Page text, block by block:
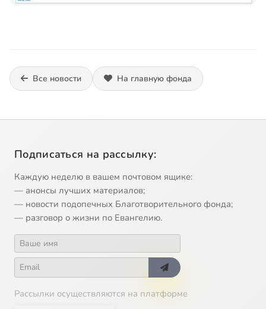
Все новости На главную фонда
Подписаться на рассылку:
Каждую неделю в вашем почтовом ящике:
— анонсы лучших материалов;
— новости подопечных Благотворительного фонда;
— разговор о жизни по Евангелию.
Рассылки осуществляются на платформе